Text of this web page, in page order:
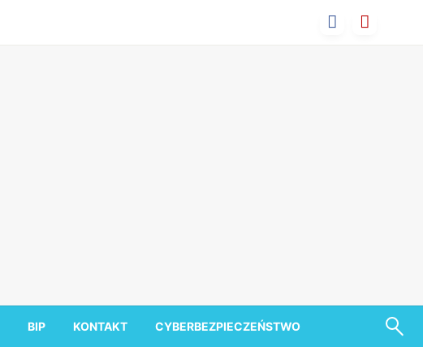
BIP KONTAKT CYBERBEZPIECZEŃSTWO